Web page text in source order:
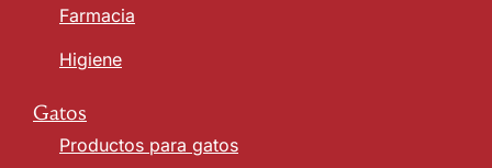
Farmacia
Higiene
Gatos
Productos para gatos